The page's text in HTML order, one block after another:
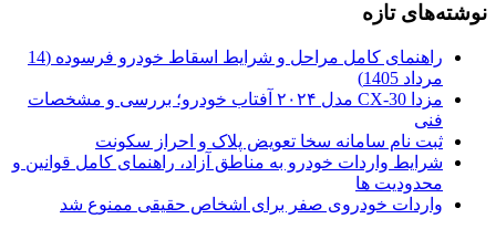
نوشته‌های تازه
راهنمای کامل مراحل و شرایط اسقاط خودرو فرسوده (14
مرداد 1405)
مزدا CX-30 مدل ۲۰۲۴ آفتاب خودرو؛ بررسی و مشخصات
فنی
ثبت نام سامانه سخا تعویض پلاک و احراز سکونت
شرایط واردات خودرو به مناطق آزاد، راهنمای کامل قوانین و
محدودیت ها
واردات خودروی صفر برای اشخاص حقیقی ممنوع شد